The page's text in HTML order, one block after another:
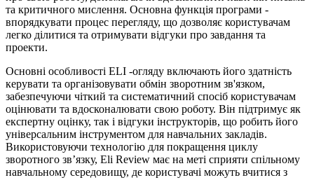
та критичного мислення. Основна функція програми -
впорядкувати процес перегляду, що дозволяє користувачам
легко ділитися та отримувати відгуки про завдання та
проекти.
Основні особливості ELI -огляду включають його здатність
керувати та організовувати обмін зворотним зв'язком,
забезпечуючи чіткий та систематичний спосіб користувачам
оцінювати та вдосконалювати свою роботу. Він підтримує як
експертну оцінку, так і відгуки інструкторів, що робить його
універсальним інструментом для навчальних закладів.
Використовуючи технологію для покращення циклу
зворотного зв’язку, Eli Review має на меті сприяти спільному
навчальному середовищу, де користувачі можуть вчитися з